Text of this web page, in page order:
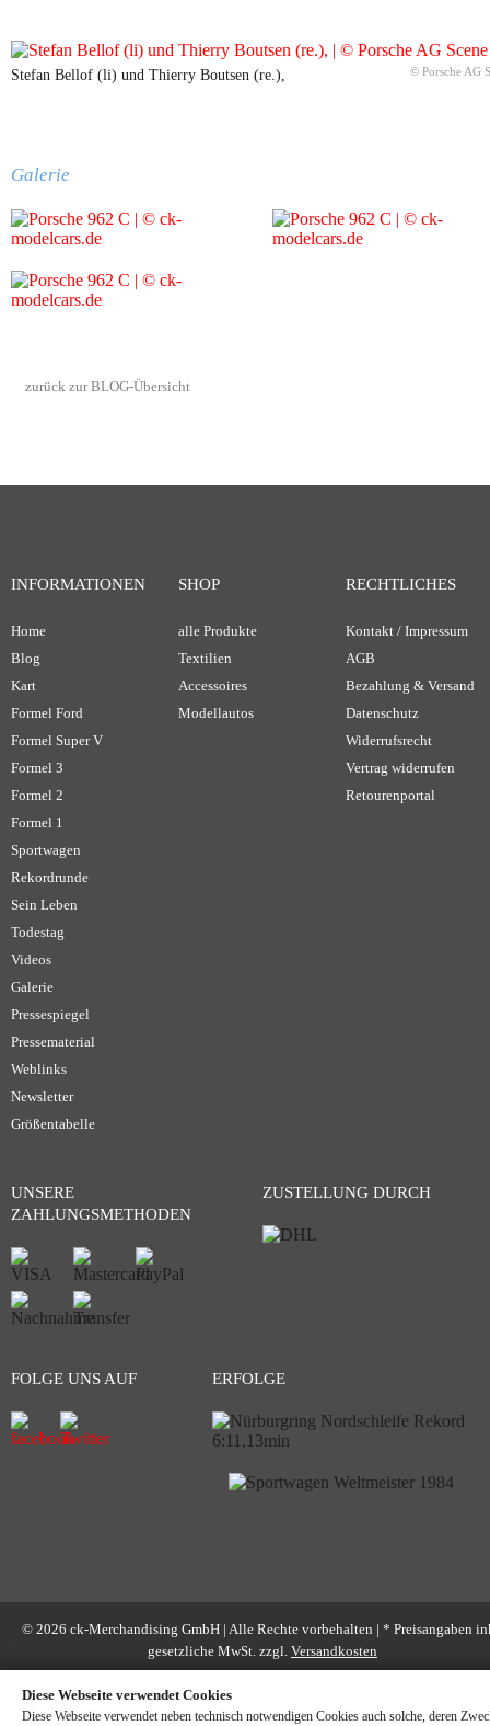
© Porsche AG
Stefan Bellof (li) und Thierry Boutsen (re.),
Galerie
zurück zur BLOG-Übersicht
INFORMATIONEN
Home
Blog
Kart
Formel Ford
Formel Super V
Formel 3
Formel 2
Formel 1
Sportwagen
Rekordrunde
Sein Leben
Todestag
Videos
Galerie
Pressespiegel
Pressematerial
Weblinks
Newsletter
Größentabelle
SHOP
alle Produkte
Textilien
Accessoires
Modellautos
RECHTLICHES
Kontakt / Impressum
AGB
Bezahlung & Versand
Datenschutz
Widerrufsrecht
Vertrag widerrufen
Retourenportal
UNSERE
ZAHLUNGSMETHODEN
ZUSTELLUNG DURCH
FOLGE UNS AUF ERFOLGE
© 2026 ck-Merchandising GmbH | Alle Rechte vorbehalten | * Preisangaben
gesetzliche MwSt. zzgl. Versandkosten
Diese Webseite verwendet Cookies
Diese Webseite verwendet neben technisch notwendigen Cookies auch solche, deren